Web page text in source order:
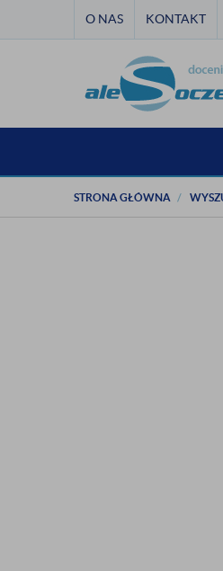
O NAS KONTAKT
STRONA GŁÓWNA